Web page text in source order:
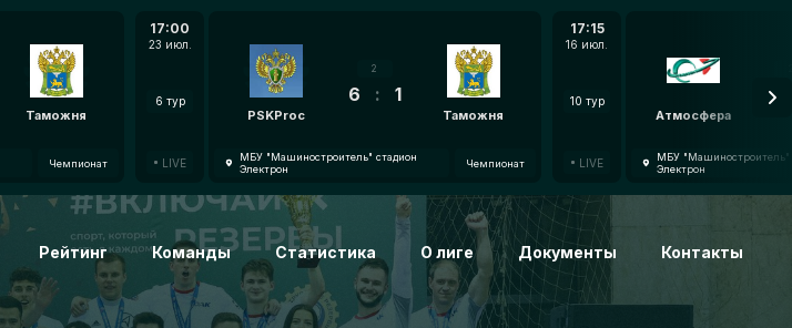
Таможня
Чемпионат
17:00
23 июл.
6 тур
LIVE
PSKProc
2
6 : 1
Таможня
МБУ "Машиностроитель" стадион
Электрон
Чемпионат
17:15
16 июл.
10 тур
LIVE
Атмосфера
7
МБУ "Машиностроитель"
Электрон
Рейтинг Команды Статистика О лиге Документы Контакты